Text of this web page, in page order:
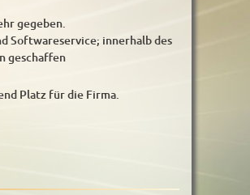
gegeben.
Softwareservice; innerhalb des
geschaffen
Platz für die Firma.